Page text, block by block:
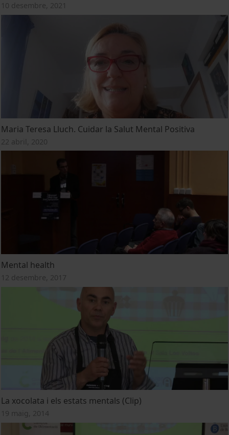
10 desembre, 2021
Maria Teresa Lluch. Cuidar la Salut Mental Positiva
22 abril, 2020
Mental health
12 desembre, 2017
La xocolata i els estats mentals (Clip)
19 maig, 2014